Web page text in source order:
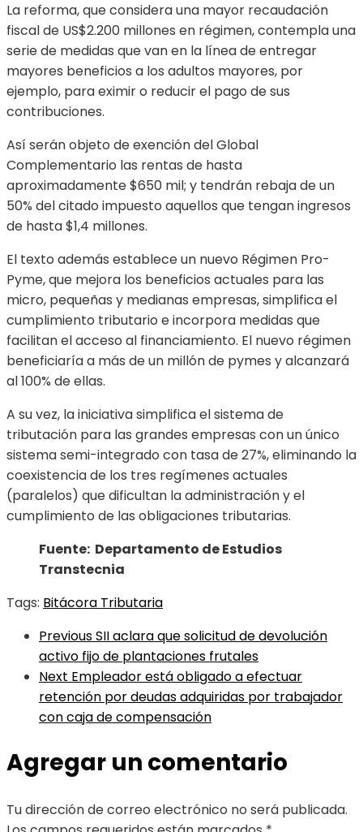
La reforma, que considera una mayor recaudación
fiscal de US$2.200 millones en régimen, contempla una
serie de medidas que van en la línea de entregar
mayores beneficios a los adultos mayores, por
ejemplo, para eximir o reducir el pago de sus
contribuciones.
Así serán objeto de exención del Global
Complementario las rentas de hasta
aproximadamente $650 mil; y tendrán rebaja de un
50% del citado impuesto aquellos que tengan ingresos
de hasta $1,4 millones.
El texto además establece un nuevo Régimen Pro-
Pyme, que mejora los beneficios actuales para las
micro, pequeñas y medianas empresas, simplifica el
cumplimiento tributario e incorpora medidas que
facilitan el acceso al financiamiento. El nuevo régimen
beneficiaría a más de un millón de pymes y alcanzará
al 100% de ellas.
A su vez, la iniciativa simplifica el sistema de
tributación para las grandes empresas con un único
sistema semi-integrado con tasa de 27%, eliminando la
coexistencia de los tres regímenes actuales
(paralelos) que dificultan la administración y el
cumplimiento de las obligaciones tributarias.
Fuente: Departamento de Estudios
Transtecnia
Tags: Bitácora Tributaria
PreviousSII aclara que solicitud de devolución
activo fijo de plantaciones frutales
Next Empleador está obligado a efectuar
retención por deudas adquiridas por trabajador
con caja de compensación
Agregar un comentario
Tu dirección de correo electrónico no será publicada.